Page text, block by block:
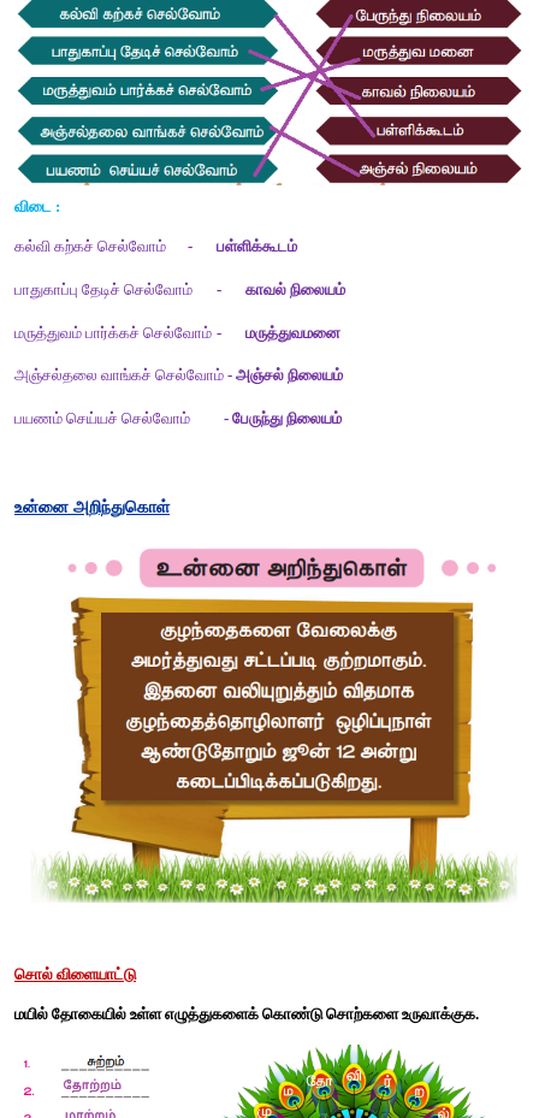
1. ஆவல் - ஆசை
2. தபால் - அஞ்சல்
3. தண்டோரா - முரசறைந்து  செய்தி  தெரிவித்தல்
4. நெறிப்படுத்துதல் - வழிகாட்டுதல்
சரியான சொல்லால் நிரப்புக.
1. மக்கள் கிராமசபைக் கூட்டத்தில் ________ (களந்து /
வேண்டும்.
3. நான் மிதிவண்டி ________ (பளுதுபார்க்கும் /
வைத்திருக்கிறேன்.
விடை : பழுதுபார்க்கும்
4. ஆசிரியர், மாணவனைப் பள்ளிக்குத் தொடர்ந்து
(அரிவுரை / அறிவுரை) கூறினார்.
விடை : அறிவுரை